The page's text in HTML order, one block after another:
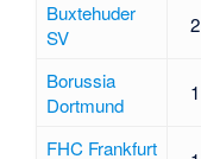
Buxtehuder
SV
2
Borussia
Dortmund
1
FHC Frankfurt